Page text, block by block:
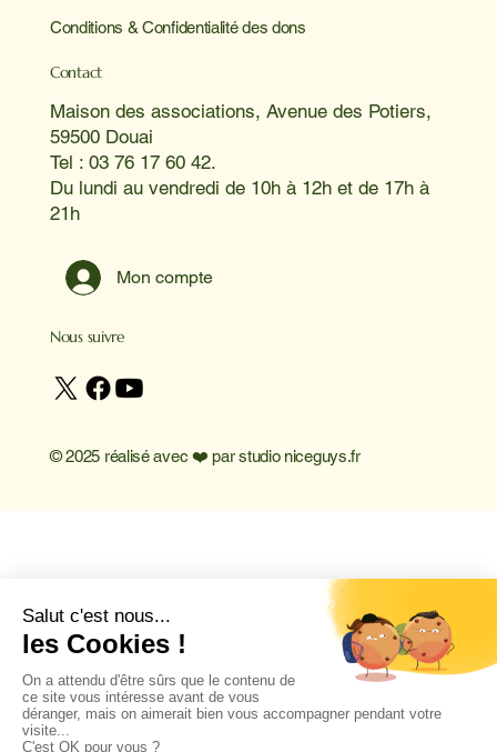
Conditions & Confidentialité des dons
Contact
Maison des associations, Avenue des Potiers,
59500 Douai
Tel : 03 76 17 60 42.
Du lundi au vendredi de 10h à 12h et de 17h à
21h
Mon compte
Nous suivre
© 2025 réalisé avec ❤️ parstudio niceguys.fr